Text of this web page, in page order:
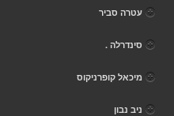
עטרה סביר
סינדרלה .
מיכאל קופרניקוס
ניב נבון